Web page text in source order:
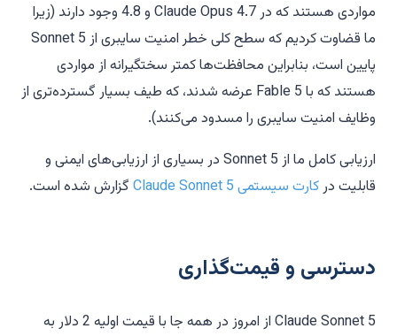
مواردی هستند که در Claude Opus 4.7 و 4.8 وجود دارند (زیرا
ما قضاوت کردیم که سطح کلی خطر امنیت سایبری از Sonnet 5
پایین است، بنابراین محافظت‌ها کمتر سختگیرانه از مواردی
هستند که با Fable 5 عرضه شدند، که طیف بسیار گسترده‌تری از
وظایف امنیت سایبری را مسدود می‌کنند).
ارزیابی کامل ما از Sonnet 5 در بسیاری از ارزیابی‌های ایمنی و
قابلیت درکارت سیستمی Claude Sonnet 5 گزارش شده است.
دسترسی و قیمت‌گذاری
Claude Sonnet 5 از امروز در همه جا با قیمت اولیه 2 دلار به